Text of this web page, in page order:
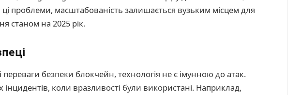
проблеми, масштабованість залишається вузьким місцем для
станом на 2025 рік.
безпеки блокчейн, технологія не є імунною до атак.
інцидентів, коли вразливості були використані. Наприклад,